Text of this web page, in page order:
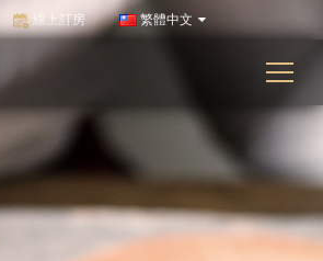
線上訂房 繁體中文